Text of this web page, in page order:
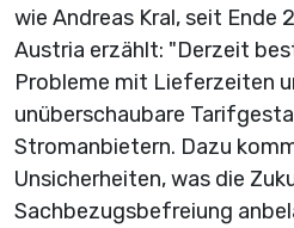
wie Andreas Kral, seit Ende
Austria erzählt: "Derzeit
Probleme mit Lieferzeiten
unüberschaubare
Stromanbietern. Dazu
Unsicherheiten, was die
Sachbezugsbefreiung